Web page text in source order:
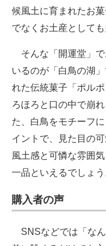
候風土に育まれたお
でなくお土産として
そんな「開運堂」で
いるのが「白鳥の湖
れた伝統菓子「ポル
ろほろと口の中で崩
た、白鳥をモチーフ
イントで、見た目の
風土感と可憐な雰囲
一品といえるでしょう
購入者の声
SNSなどでは「なん